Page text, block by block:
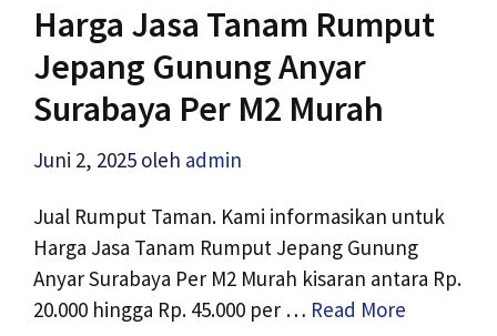
Harga Jasa Tanam Rumput
Jepang Gunung Anyar
Surabaya Per M2 Murah
Juni 2, 2025 oleh admin
Jual Rumput Taman. Kami informasikan untuk
Harga Jasa Tanam Rumput Jepang Gunung
Anyar Surabaya Per M2 Murah kisaran antara Rp.
20.000 hingga Rp. 45.000 per … Read More